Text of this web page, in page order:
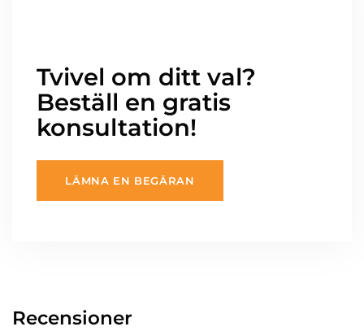
Tvivel om ditt val?
Beställ en gratis
konsultation!
LÄMNA EN BEGÄRAN
Recensioner